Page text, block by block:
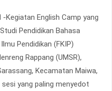
Kegiatan English Camp yang
Pendidikan Bahasa
Pendidikan (FKIP)
Rappang (UMSR),
Kecamatan Maiwa,
yang paling menyedot